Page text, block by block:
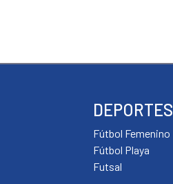
DEPORTES
Fútbol Femenino
Fútbol Playa
Futsal